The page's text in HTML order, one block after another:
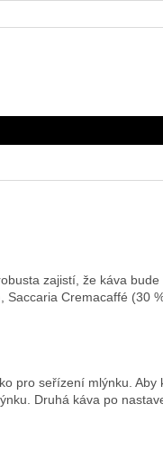
zajistí, že káva bude
Saccaria Cremacaffé (30
pro seřízení mlýnku. Aby
Druhá káva po